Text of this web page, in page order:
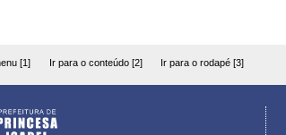
[1] Ir para o conteúdo [2] Ir para o rodapé [3]